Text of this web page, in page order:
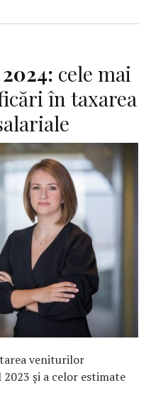
cele mai
în taxarea
veniturilor
și a celor estimate